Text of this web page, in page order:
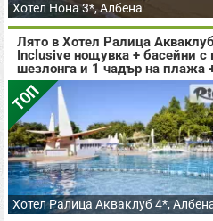
Хотел Нона 3*, Албена
Лято в Хотел Ралица
Inclusive нощувка + басейни с
шезлонга и 1 чадър на плажа
ТОП
Хотел Ралица Акваклуб 4*,